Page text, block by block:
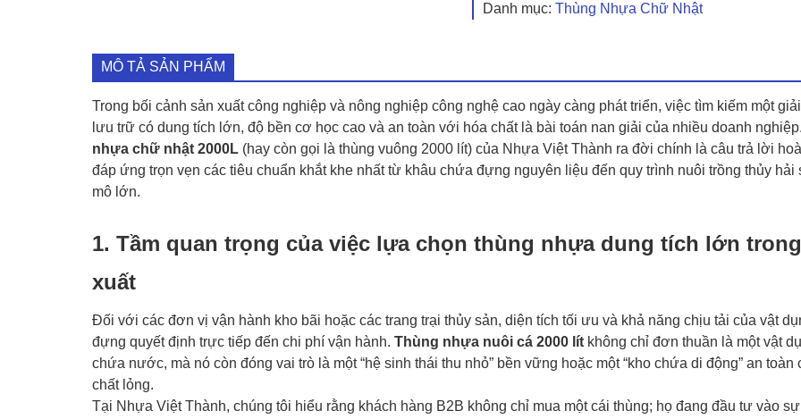
Danh mục: Thùng Nhựa Chữ Nhật
MÔ TẢ SẢN PHẨM
Trong bối cảnh sản xuất công nghiệp và nông nghiệp công nghệ cao ngày càng phát triển, việc tìm kiếm một
lưu trữ có dung tích lớn, độ bền cơ học cao và an toàn với hóa chất là bài toán nan giải của nhiều doanh
nhựa chữ nhật 2000L (hay còn gọi là thùng vuông 2000 lít) của Nhựa Việt Thành ra đời chính là câu trả lời
đáp ứng trọn vẹn các tiêu chuẩn khắt khe nhất từ khâu chứa đựng nguyên liệu đến quy trình nuôi trồng thủy hải
mô lớn.
1. Tầm quan trọng của việc lựa chọn thùng nhựa dung tích lớn
xuất
Đối với các đơn vị vận hành kho bãi hoặc các trang trại thủy sản, diện tích tối ưu và khả năng chịu tải của vật
đựng quyết định trực tiếp đến chi phí vận hành. Thùng nhựa nuôi cá 2000 lít không chỉ đơn thuần là một vật
chứa nước, mà nó còn đóng vai trò là một “hệ sinh thái thu nhỏ” bền vững hoặc một “kho chứa di động” an toàn
chất lỏng.
Tại Nhựa Việt Thành, chúng tôi hiểu rằng khách hàng B2B không chỉ mua một cái thùng; họ đang đầu tư vào